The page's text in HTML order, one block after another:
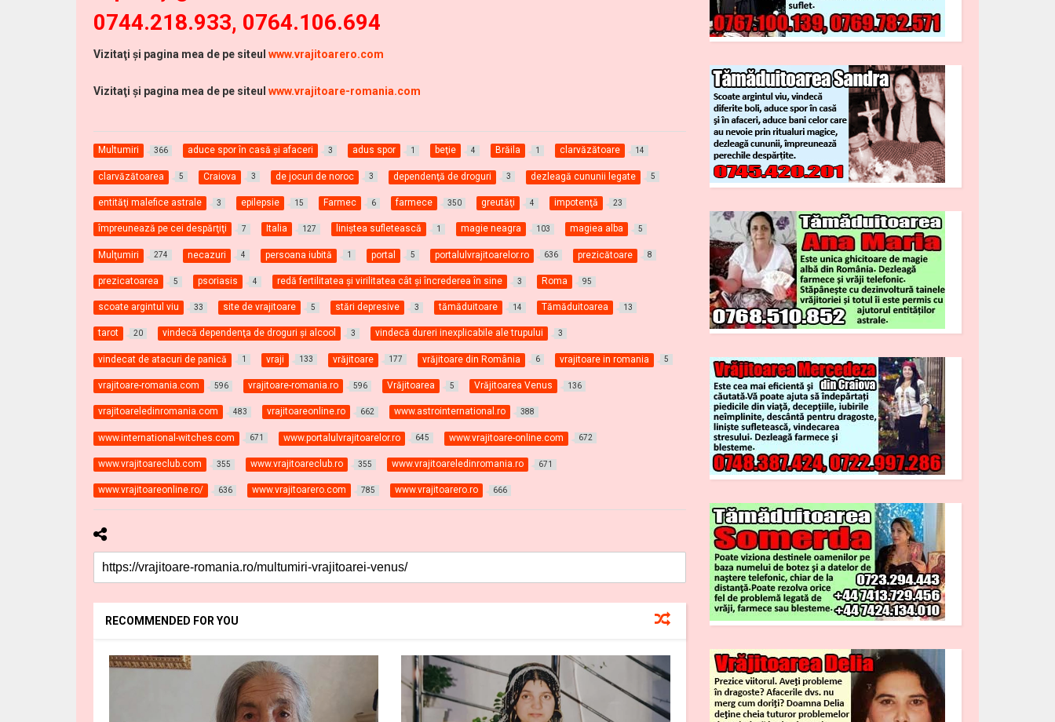
0744.218.933, 0764.106.694
Vizitaţi şi pagina mea de pe siteulwww.vrajitoarero.com
Vizitaţi şi pagina mea de pe siteulwww.vrajitoare-romania.com
Multumiri 366 aduce spor în casă şi afaceri 3 adus spor 1 beţie 4 Brăila 1 clarvăzătoare 14
clarvăzătoarea 5 Craiova 3 de jocuri de noroc 3 dependenţă de droguri 3 dezleagă cununii legate 5
entităţi malefice astrale 3 epilepsie 15 Farmec 6 farmece 350 greutăţi 4 impotenţă 23
împreunează pe cei despărţiţi 7 Italia 127 liniştea sufletească 1 magie neagra 103 magiea alba 5
Mulţumiri 274 necazuri 4 persoana iubită 1 portal 5 portalulvrajitoarelor.ro 636 prezicătoare 8
prezicatoarea 5 psoriasis 4 redă fertilitatea şi virilitatea cât şi încrederea în sine 3 Roma 95
scoate argintul viu 33 site de vrajitoare 5 stări depresive 3 tămăduitoare 14 Tămăduitoarea 13
tarot 20 vindecă dependenţa de droguri şi alcool 3 vindecă dureri inexplicabile ale trupului 3
vindecat de atacuri de panică 1 vraji 133 vrăjitoare 177 vrăjitoare din România 6 vrajitoare in romania 5
vrajitoare-romania.com 596 vrajitoare-romania.ro 596 Vrăjitoarea 5 Vrăjitoarea Venus 136
vrajitoareledinromania.com 483 vrajitoareonline.ro 662 www.astrointernational.ro 388
www.international-witches.com 671 www.portalulvrajitoarelor.ro 645 www.vrajitoare-online.com 672
www.vrajitoareclub.com 355 www.vrajitoareclub.ro 355 www.vrajitoareledinromania.ro 671
www.vrajitoareonline.ro/ 636 www.vrajitoarero.com 785 www.vrajitoarero.ro 666
RECOMMENDED FOR YOU